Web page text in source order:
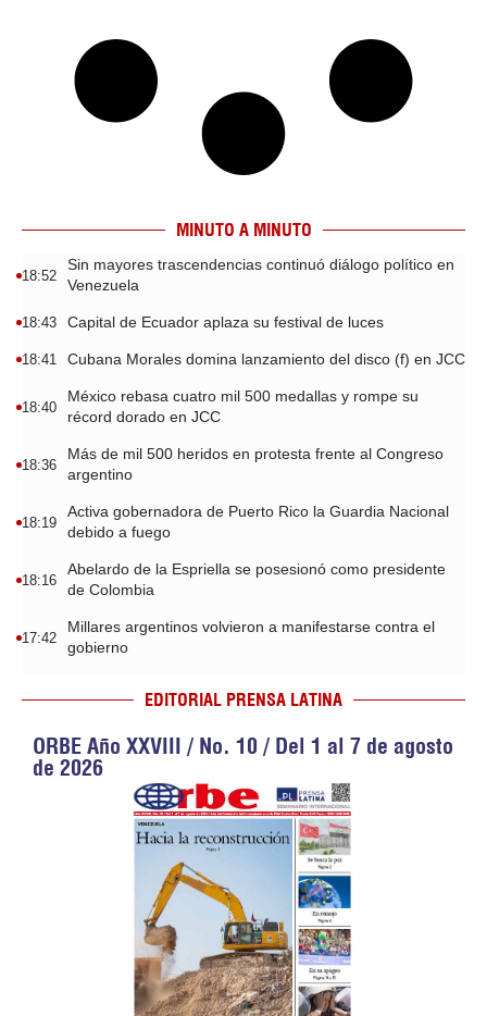
MINUTO A MINUTO
18:52
Sin mayores trascendencias continuó diálogo político en
Venezuela
18:43 Capital de Ecuador aplaza su festival de luces
18:41 Cubana Morales domina lanzamiento del disco (f) en JCC
18:40
México rebasa cuatro mil 500 medallas y rompe su
récord dorado en JCC
18:36
Más de mil 500 heridos en protesta frente al Congreso
argentino
18:19
Activa gobernadora de Puerto Rico la Guardia Nacional
debido a fuego
18:16
Abelardo de la Espriella se posesionó como presidente
de Colombia
17:42
Millares argentinos volvieron a manifestarse contra el
gobierno
EDITORIAL PRENSA LATINA
ORBE Año XXVIII / No. 10 / Del 1 al 7 de agosto
de 2026